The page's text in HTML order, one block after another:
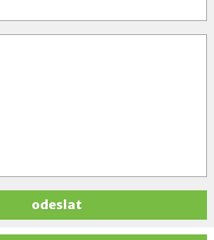
odeslat